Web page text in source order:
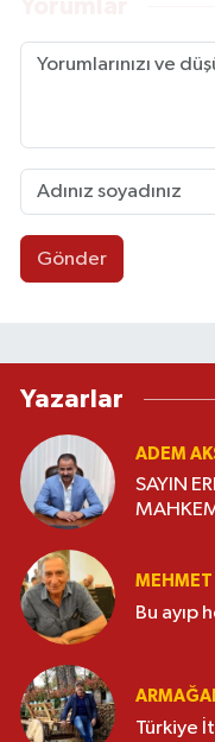
Gönder
Yazarlar
ADEM
SAYIN
MEHMET
Bu ayıp
Türkiye